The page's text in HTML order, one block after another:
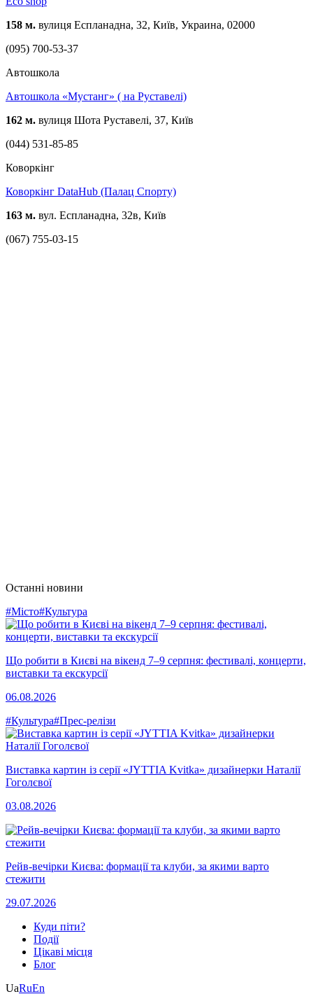
158 м. вулиця Еспланадна, 32, Київ, Украина, 02000
(095) 700-53-37
Автошкола
Автошкола «Мустанг» ( на Руставелі)
162 м. вулиця Шота Руставелі, 37, Київ
(044) 531-85-85
Коворкінг
Коворкінг DataHub (Палац Спорту)
163 м. вул. Еспланадна, 32в, Київ
(067) 755-03-15
Останні новини
#Місто#Культура
Що робити в Києві на вікенд 7–9 серпня: фестивалі, концерти,
виставки та екскурсії
06.08.2026
#Культура#Прес-релізи
Виставка картин із серії «JYTTIA Kvitka» дизайнерки Наталії
Гоголєвої
03.08.2026
Рейв-вечірки Києва: формації та клуби, за якими варто
стежити
29.07.2026
Куди піти?
Події
Цікаві місця
Блог
UaRuEn